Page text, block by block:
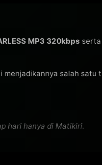
MP3 320kbps serta
salah satu
hari hanya di Matikiri.